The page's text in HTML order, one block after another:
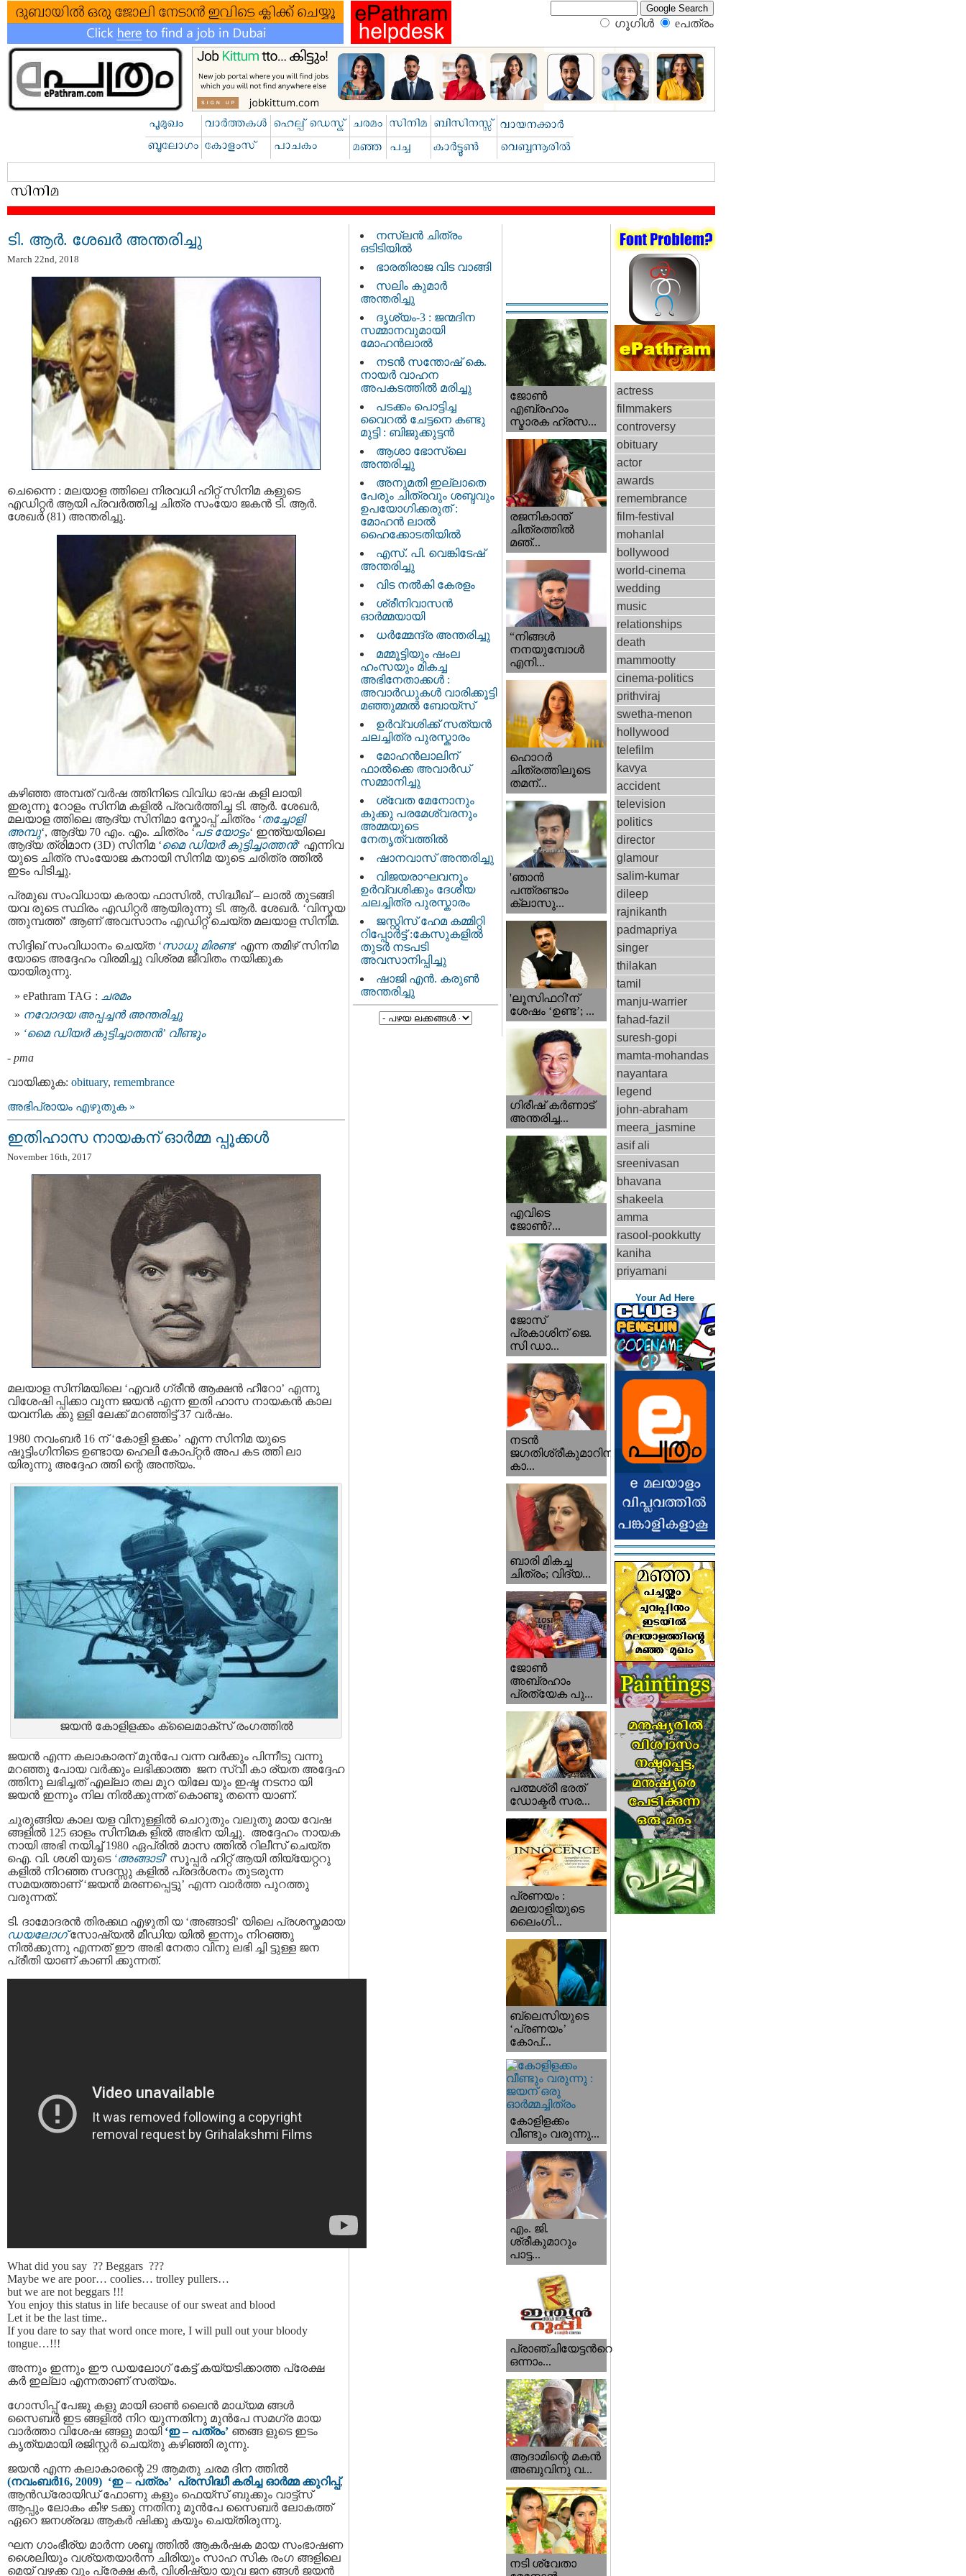
ഗൂഗിള്‍ eപത്രം‍
ടി. ആര്‍. ശേഖര്‍ അന്തരിച്ചു
March 22nd, 2018
ചെന്നൈ : മലയാള ത്തിലെ നിരവധി ഹിറ്റ് സിനിമ കളുടെ
എഡിറ്റര്‍ ആയി പ്രവര്‍ത്തിച്ച ചിത്ര സംയോ ജകൻ ടി. ആര്‍.
ശേഖര്‍ (81) അന്തരിച്ചു.
കഴിഞ്ഞ അമ്പത് വർഷ ത്തിനിടെ വിവിധ ഭാഷ കളി ലായി
ഇരുന്നൂ റോളം സിനിമ കളിൽ പ്രവർത്തിച്ച ടി. ആര്‍. ശേഖര്‍,
മലയാള ത്തിലെ ആദ്യ സിനിമാ സ്കോപ്പ് ചിത്രം ‘തച്ചോളി
അമ്പു‘, ആദ്യ 70 എം. എം. ചിത്രം ‘പട യോട്ടം‘ ഇന്ത്യയിലെ
ആദ്യ ത്രിമാന (3D) സിനിമ ‘മൈ ഡിയര്‍ കുട്ടിച്ചാത്തന്‍‘ എന്നിവ
യുടെ ചിത്ര സംയോജ കനായി സിനിമ യുടെ ചരിത്ര ത്തില്‍
ഇടം പിടിച്ചു.
പ്രമുഖ സംവിധായ കരായ ഫാസിൽ, സിദ്ധീഖ് – ലാൽ തുടങ്ങി
യവ രുടെ സ്ഥിരം എഡിറ്റർ ആയിരുന്നു ടി. ആര്‍. ശേഖര്‍. ‘വിസ്മയ
ത്തുമ്പത്ത്’ ആണ് അവസാനം എഡിറ്റ് ചെയ്ത മലയാള സിനിമ.
സിദ്ദിഖ് സംവിധാനം ചെയ്ത ‘സാധു മിരണ്ട‘ എന്ന തമിഴ് സിനിമ
യോടെ അദ്ദേഹം വിരമിച്ചു വിശ്രമ ജീവിതം നയിക്കുക
യായിരുന്നു.
ePathram TAG : ചരമം
നവോദയ അപ്പച്ചന്‍ അന്തരിച്ചു
‘മൈ ഡിയര്‍ കുട്ടിച്ചാത്തന്‍’ വീണ്ടും
- pma
വായിക്കുക: obituary, remembrance
അഭിപ്രായം എഴുതുക »
ഇതിഹാസ നായകന് ഓര്‍മ്മ പ്പൂക്കള്‍
November 16th, 2017
മലയാള സിനിമയിലെ ‘എവര്‍ ഗ്രീന്‍ ആക്ഷന്‍ ഹീറോ’ എന്നു
വിശേഷി പ്പിക്കാ വുന്ന ജയന്‍ എന്ന ഇതി ഹാസ നായകന്‍ കാല
യവനിക ക്കു ള്ളി ലേക്ക് മറഞ്ഞിട്ട് 37 വര്‍ഷം.
1980 നവംബര്‍ 16 ന് ‘കോളി ളക്കം’ എന്ന സിനിമ യുടെ
ഷൂട്ടിംഗിനിടെ ഉണ്ടായ ഹെലി കോപ്റ്റര്‍ അപ കട ത്തി ലാ
യിരുന്നു അദ്ദേഹ ത്തി ന്റെ അന്ത്യം.
ജയന്‍ കോളിളക്കം ക്ലൈമാക്സ് രംഗത്തില്‍
ജയന്‍ എന്ന കലാകാരന് മുന്‍പേ വന്ന വര്‍ക്കും പിന്നീടു വന്നു
മറഞ്ഞു പോയ വര്‍ക്കും ലഭിക്കാത്ത ജന സ്വീ കാ ര്യത അദ്ദേഹ
ത്തിനു ലഭിച്ചത് എല്ലാ തല മുറ യിലേ യും ഇഷ്ട നടനാ യി
ജയന്‍ ഇന്നും നില നില്‍ക്കുന്നത് കൊണ്ടു തന്നെ യാണ്.
ചുരുങ്ങിയ കാല യള വിനുള്ളില്‍ ചെറുതും വലുതു മായ വേഷ
ങ്ങളില്‍ 125 ഓളം സിനിമക ളില്‍ അഭിന യിച്ചു. അദ്ദേഹം നായക
നായി അഭി നയിച്ച് 1980 ഏപ്രില്‍ മാസ ത്തില്‍ റിലീസ് ചെയ്ത
ഐ. വി. ശശി യുടെ ‘അങ്ങാടി’ സൂപ്പര്‍ ഹിറ്റ് ആയി തിയ്യേറ്ററു
കളില്‍ നിറഞ്ഞ സദസ്സു കളില്‍ പ്രദര്‍ശനം തുടരുന്ന
സമയത്താണ് ‘ജയന്‍ മരണപ്പെട്ടു’ എന്ന വാര്‍ത്ത പുറത്തു
വരുന്നത്.
ടി. ദാമോദരൻ തിരക്കഥ എഴുതി യ ‘അങ്ങാടി’ യിലെ പ്രശസ്തമായ
ഡയലോഗ് സോഷ്യൽ മീഡിയ യിൽ ഇന്നും നിറഞ്ഞു
നിൽക്കുന്നു എന്നത് ഈ അഭി നേതാ വിനു ലഭി ച്ചി ട്ടുള്ള ജന
പ്രീതി യാണ് കാണി ക്കുന്നത്.
What did you say ?? Beggars ???
Maybe we are poor… coolies… trolley pullers…
but we are not beggars !!!
You enjoy this status in life because of our sweat and blood
Let it be the last time..
If you dare to say that word once more, I will pull out your bloody
tongue…!!!
അന്നും ഇന്നും ഈ ഡയലോഗ് കേട്ട് കയ്യടിക്കാത്ത പ്രേക്ഷ
കർ ഇല്ലാ എന്നതാണ് സത്യം.
ഗോസിപ്പ് പേജു കളു മായി ഓൺ ലൈൻ മാധ്യമ ങ്ങൾ
സൈബർ ഇട ങ്ങളിൽ നിറ യുന്നതിനു മുൻപേ സമഗ്ര മായ
വാർത്താ വിശേഷ ങ്ങളു മായി‘ഇ – പത്രം’ ഞങ്ങ ളുടെ ഇടം
കൃത്യമായി രജിസ്റ്റർ ചെയ്തു കഴിഞ്ഞി രുന്നു.
ജയൻ എന്ന കലാകാരന്റെ 29 ആമതു ചരമ ദിന ത്തിൽ
(നവംബർ16, 2009) ‘ഇ – പത്രം’ പ്രസിദ്ധീ കരിച്ച ഓർമ്മ ക്കുറിപ്പ്,
ആൻഡ്രോയിഡ് ഫോണു കളും ഫെയ്‌സ് ബുക്കും വാട്ട്സ്
ആപ്പും ലോകം കീഴ ടക്കു ന്നതിനു മുൻപേ സൈബർ ലോകത്ത്
ഏറെ ജനശ്രദ്ധ ആകർ ഷിക്കു കയും ചെയ്തിരുന്നു.
ഘന ഗാംഭീര്യ മാര്‍ന്ന ശബ്ദ ത്തില്‍ ആകര്‍ഷക മായ സംഭാഷണ
ശൈലിയും വശ്യതയാര്‍ന്ന ചിരിയും സാഹ സിക രംഗ ങ്ങളിലെ
മെയ് വഴക്ക വും പ്രേക്ഷ കര്‍, വിശിഷ്യാ യുവ ജന ങ്ങള്‍ ജയൻ
നസ്‌ലൻ ചിത്രം
ഒടിടിയിൽ
ഭാരതിരാജ വിട വാങ്ങി
സലിം കുമാർ
അന്തരിച്ചു
ദൃശ്യം-3 : ജന്മദിന
സമ്മാനവുമായി
മോഹൻലാൽ
നടന്‍ സന്തോഷ് കെ.
നായര്‍ വാഹന
അപകടത്തില്‍ മരിച്ചു
പടക്കം പൊട്ടിച്ച
വൈറൽ ചേട്ടനെ കണ്ടു
മുട്ടി : ബിജുക്കുട്ടൻ
ആശാ ഭോസ്‌ലെ
അന്തരിച്ചു
അനുമതി ഇല്ലാതെ
പേരും ചിത്രവും ശബ്ദവും
ഉപയോഗിക്കരുത് :
മോഹന്‍ ലാല്‍
ഹൈക്കോടതിയിൽ
എസ്. പി. വെങ്കിടേഷ്
അന്തരിച്ചു
വിട നല്‍കി കേരളം
ശ്രീനിവാസന്‍
ഓര്‍മ്മയായി
ധര്‍മ്മേന്ദ്ര അന്തരിച്ചു
മമ്മൂട്ടിയും ഷംല
ഹംസയും മികച്ച
അഭിനേതാക്കൾ :
അവാർഡുകൾ വാരിക്കൂട്ടി
മഞ്ഞുമ്മൽ ബോയ്സ്
ഉർവ്വശിക്ക് സത്യൻ
ചലച്ചിത്ര പുരസ്കാരം
മോഹൻലാലിന്
ഫാല്‍ക്കെ അവാര്‍ഡ്
സമ്മാനിച്ചു
ശ്വേത മേനോനും
കുക്കു പരമേശ്വരനും
അമ്മയുടെ
നേതൃത്വത്തിൽ
ഷാനവാസ് അന്തരിച്ചു
വിജയരാഘവനും
ഉര്‍വ്വശിക്കും ദേശീയ
ചലച്ചിത്ര പുരസ്കാരം
ജസ്റ്റിസ്‌ ഹേമ കമ്മിറ്റി
റിപ്പോർട്ട് : കേസുകളിൽ
തുടർ നടപടി
അവസാനിപ്പിച്ചു
ഷാജി എൻ. കരുൺ
അന്തരിച്ചു
ജോണ്‍
എബ്രഹാം
സ്മാരക ഹ്രസ...
രജനികാന്ത്
ചിത്രത്തിൽ
മഞ്...
“നിങ്ങള്‍
നനയുമ്പോള്‍
എനി...
ഹൊറര്‍
ചിത്രത്തിലൂടെ
തമന്...
'ഞാന്‍
പന്ത്രണ്ടാം
ക്ലാസു...
'ലൂസിഫറി'ന്
ശേഷം ‘ഉണ്ട’; ...
ഗിരീഷ് കര്‍ണാട്
അന്തരിച്ച...
എവിടെ
ജോണ്‍?...
ജോസ്
പ്രകാശിന് ജെ.
സി ഡാ...
നടന്‍
ജഗതിശ്രീകുമാറിനു
കാ...
ബാരി മികച്ച
ചിത്രം; വിദ്യ...
ജോണ്‍
അബ്രഹാം
പ്രത്യേക പു...
പത്മശ്രീ ഭരത്
ഡോക്ടര്‍ സര...
പ്രണയം :
മലയാളിയുടെ
ലൈംഗി...
ബ്ലെസിയുടെ
‘പ്രണയം’
കോപ്...
കോളിളക്കം
വീണ്ടും വരുന്നു...
എം. ജി.
ശ്രീകുമാറും
പാട്ട...
പ്രാഞ്ചിയേട്ടന്‍റെ
ഒന്നാം...
ആദാമിന്റെ മകന്‍
അബുവിനു വ...
നടി ശ്വേതാ
actress
filmmakers
controversy
obituary
actor
awards
remembrance
film-festival
mohanlal
bollywood
world-cinema
wedding
music
relationships
death
mammootty
cinema-politics
prithviraj
swetha-menon
hollywood
telefilm
kavya
accident
television
politics
director
glamour
salim-kumar
dileep
rajnikanth
padmapriya
singer
thilakan
tamil
manju-warrier
fahad-fazil
suresh-gopi
mamta-mohandas
nayantara
legend
john-abraham
meera_jasmine
asif ali
sreenivasan
bhavana
shakeela
amma
rasool-pookkutty
kaniha
priyamani
Your Ad Here